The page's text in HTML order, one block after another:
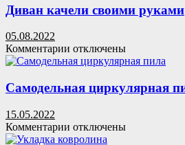
ручную
лебёдку:
подробно
конструкцию
Диван качели своими руками
05.08.2022
Комментарии к
записи
качели
своими
отключены
Самодельная циркулярная
15.05.2022
Комментарии к
записи
отключены